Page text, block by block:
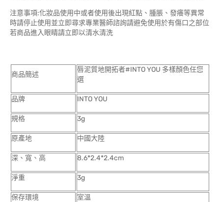
注意事項:化妝品使用中或者使用後出現紅點、腫脹、發癢等異常
時請停止使用並立即尋求專業醫師諮詢請避免使用於有傷口之部位
若商品進入眼睛請立即以清水清洗
商品簡述
唇泥質地開拓者#INTO YOU 多樣顏色任您
選
品牌 INTO YOU
規格 3g
原產地 中國大陸
深、寬、高 8.6*2.4*2.4cm
淨重 3g
保存環境 室溫